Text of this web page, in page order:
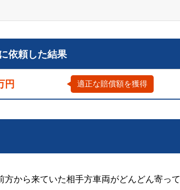
依頼した結果
円 適正な賠償額を獲得
から来ていた相手方車両がどんどん寄って